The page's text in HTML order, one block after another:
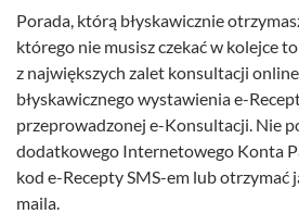
Porada, którą błyskawicznie
którego nie musisz czekać w kolejce
z największych zalet konsultacji
błyskawicznego wystawienia e-
przeprowadzonej e-Konsultacji. Nie
dodatkowego Internetowego Konta
kod e-Recepty SMS-em lub otrzymać
maila.